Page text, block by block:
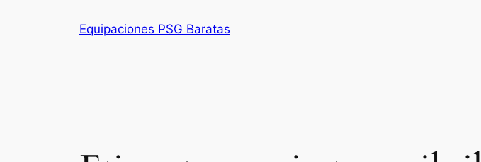
Equipaciones PSG Baratas